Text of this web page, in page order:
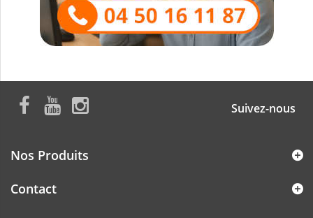
Suivez-nous
Nos Produits
Contact